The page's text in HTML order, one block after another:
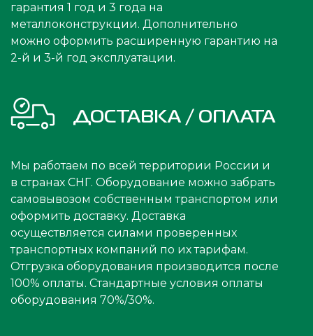
гарантия 1 год и 3 года на
металлоконструкции. Дополнительно
можно оформить расширенную гарантию на
2-й и 3-й год эксплуатации.
ДОСТАВКА / ОПЛАТА
Мы работаем по всей территории России и
в странах СНГ. Оборудование можно забрать
самовывозом собственным транспортом или
оформить доставку. Доставка
осуществляется силами проверенных
транспортных компаний по их тарифам.
Отгрузка оборудования производится после
100% оплаты. Стандартные условия оплаты
оборудования 70%/30%.